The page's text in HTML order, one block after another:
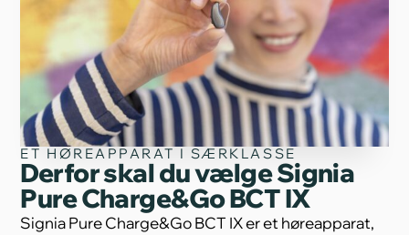
ET HØREAPPARAT I SÆRKLASSE
Derfor skal du vælge Signia
Pure Charge&Go BCT IX
Signia Pure Charge&Go BCT IX er et høreapparat,